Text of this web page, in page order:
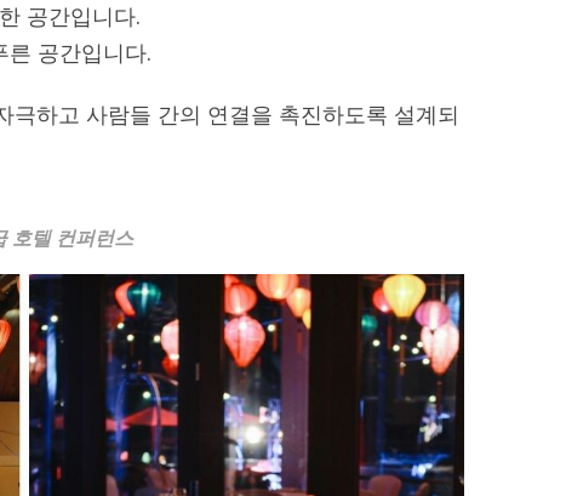
공간입니다.
른 공간입니다.
하고 사람들 간의 연결을 촉진하도록 설계되
호텔 컨퍼런스